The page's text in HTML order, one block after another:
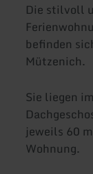
Die stilvoll
befinden
Mützenich.
Sie liegen
jeweils 60
Wohnung.